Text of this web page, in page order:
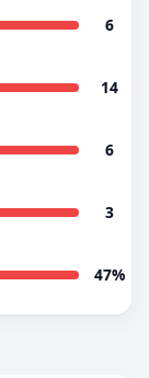
6
14
6
3
47%